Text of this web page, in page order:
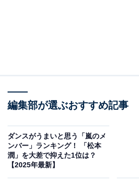
2位にランクインしたのは、大野智
（TBS系）。連続ドラマ初主演な
繊細な心理描写を表現し、演技力が
た。
編集部が選ぶおすすめ記事
ダンスがうまいと思う「嵐のメ
ンバー」ランキング！ 「松本
潤」を大差で抑えた1位は？
【2025年最新】